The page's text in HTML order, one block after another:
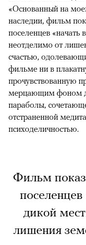
«Основанный на
наследии, фильм
поселенцев «начать
неотделимо от
счастью,
фильме ни в
прочувствованную
мерцающим фоном
параболы,
отстраненной
психоделичностью.
Фильм
поселенцев
дикой
лишения